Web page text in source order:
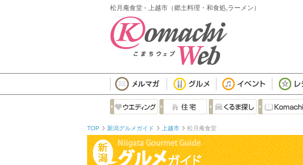
松月庵食堂 - 上越市（郷土料理・和食処,ラーメン）
TOP 新潟グルメガイド 上越市 松月庵食堂